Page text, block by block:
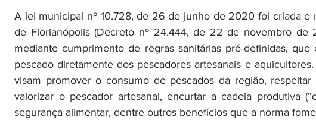
A lei municipal nº 10.728, de 26 de junho de 2020 foi criada e
de Florianópolis (Decreto nº 24.444, de 22 de novembro de
mediante cumprimento de regras sanitárias pré-definidas, que
pescado diretamente dos pescadores artesanais e
visam promover o consumo de pescados da região, respeitar
valorizar o pescador artesanal, encurtar a cadeia produtiva
segurança alimentar, dentre outros benefícios que a norma